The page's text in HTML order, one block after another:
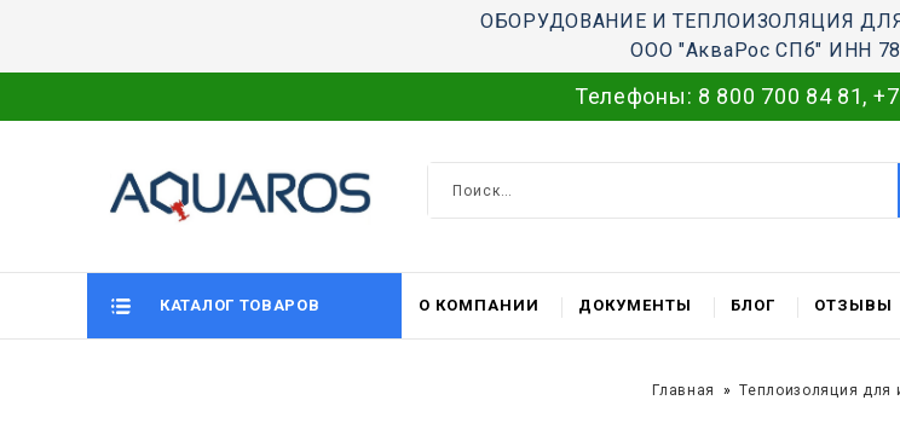
ОБОРУДОВАНИЕ И ТЕПЛОИЗОЛЯЦИЯ
ООО "АкваРос СПб" ИНН
Телефоны: 8 800 700 84 81,
КАТАЛОГ ТОВАРОВ О КОМПАНИИ ДОКУМЕНТЫ БЛОГ ОТЗЫВЫ
Главная Теплоизоляция для